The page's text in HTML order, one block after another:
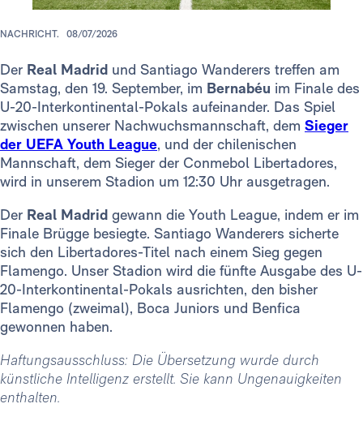
NACHRICHT. 08/07/2026
Der Real Madrid und Santiago Wanderers treffen am
Samstag, den 19. September, im Bernabéu im Finale des
U-20-Interkontinental-Pokals aufeinander. Das Spiel
zwischen unserer Nachwuchsmannschaft, dem Sieger
der UEFA Youth League, und der chilenischen
Mannschaft, dem Sieger der Conmebol Libertadores,
wird in unserem Stadion um 12:30 Uhr ausgetragen.
Der Real Madrid gewann die Youth League, indem er im
Finale Brügge besiegte. Santiago Wanderers sicherte
sich den Libertadores-Titel nach einem Sieg gegen
Flamengo. Unser Stadion wird die fünfte Ausgabe des U-
20-Interkontinental-Pokals ausrichten, den bisher
Flamengo (zweimal), Boca Juniors und Benfica
gewonnen haben.
Haftungsausschluss: Die Übersetzung wurde durch
künstliche Intelligenz erstellt. Sie kann Ungenauigkeiten
enthalten.